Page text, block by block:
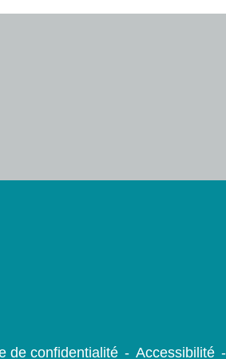
de confidentialité - Accessibilité -